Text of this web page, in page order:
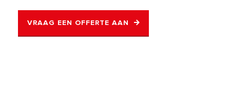
VRAAG EEN OFFERTE AAN